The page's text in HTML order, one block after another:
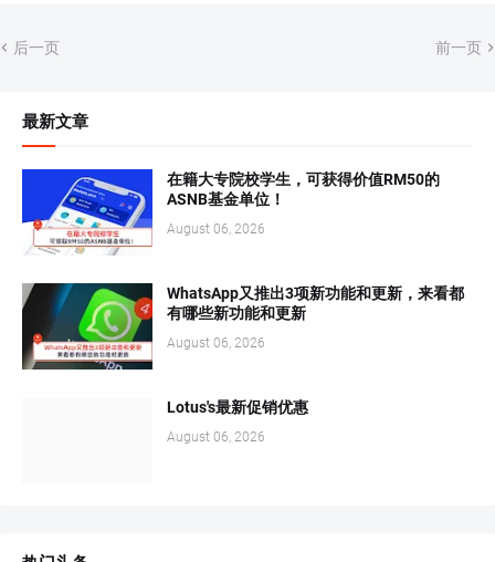
后一页 前一页
最新文章
在籍大专院校学生，可获得价值RM50的
ASNB基金单位！
August 06, 2026
WhatsApp又推出3项新功能和更新，来看都
有哪些新功能和更新
August 06, 2026
Lotus's最新促销优惠
August 06, 2026